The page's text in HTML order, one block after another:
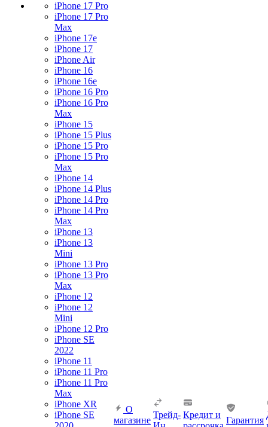
iPhone 17 Pro
iPhone 17 Pro
Max
iPhone 17e
iPhone 17
iPhone Air
iPhone 16
iPhone 16e
iPhone 16 Pro
iPhone 16 Pro
Max
iPhone 15
iPhone 15 Plus
iPhone 15 Pro
iPhone 15 Pro
Max
iPhone 14
iPhone 14 Plus
iPhone 14 Pro
iPhone 14 Pro
Max
iPhone 13
iPhone 13
Mini
iPhone 13 Pro
iPhone 13 Pro
Max
iPhone 12
iPhone 12
Mini
iPhone 12 Pro
iPhone SE
2022
iPhone 11
iPhone 11 Pro
iPhone 11 Pro
Max
iPhone XR
iPhone SE
О
магазине
Трейд- Кредит и
Гарантия